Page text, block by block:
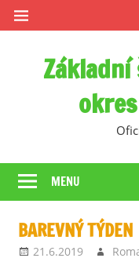
Skip
to
MENU
BAREVNÝ TÝDEN
21.6.2019